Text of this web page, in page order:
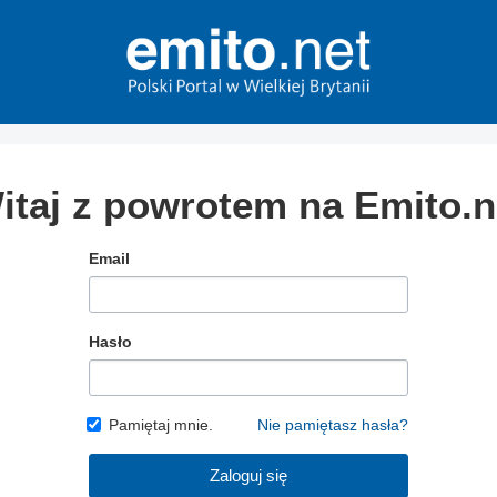
z powrotem na
Email
Hasło
Pamiętaj mnie. Nie pamiętasz hasła?
Zaloguj się